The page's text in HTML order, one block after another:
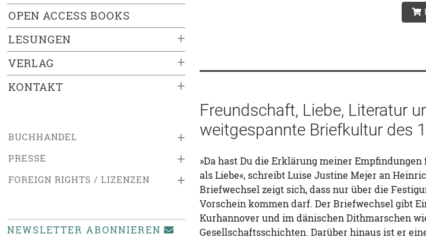
OPEN ACCESS BOOKS
+
LESUNGEN
+
VERLAG
+
KONTAKT
+
BUCHHANDEL
+
PRESSE
+
FOREIGN RIGHTS / LIZENZEN
NEWSLETTER ABONNIEREN
Freundschaft, Liebe, Literatur
weitgespannte Briefkultur des
»Da hast Du die Erklärung meiner
als Liebe«, schreibt Luise Justine Mejer an
Briefwechsel zeigt sich, dass nur über die
Vorschein kommen darf. Der Briefwechsel gibt
Kurhannover und im dänischen Dithmarschen
Gesellschaftsschichten. Darüber hinaus ist er